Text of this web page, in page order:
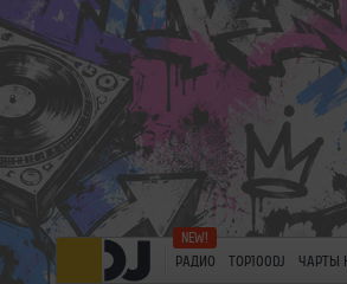
РАДИО TOP100DJ ЧАРТЫ